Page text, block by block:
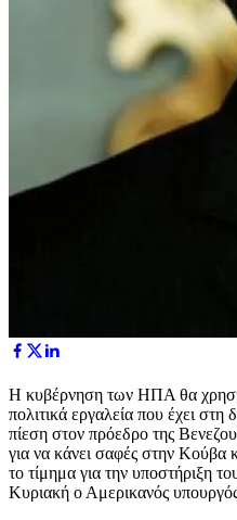
Η κυβέρνηση των ΗΠΑ θα
πολιτικά εργαλεία που έχει στη
πίεση στον πρόεδρο της
για να κάνει σαφές στην Κούβα
το τίμημα για την υποστήριξη
Κυριακή ο Αμερικανός